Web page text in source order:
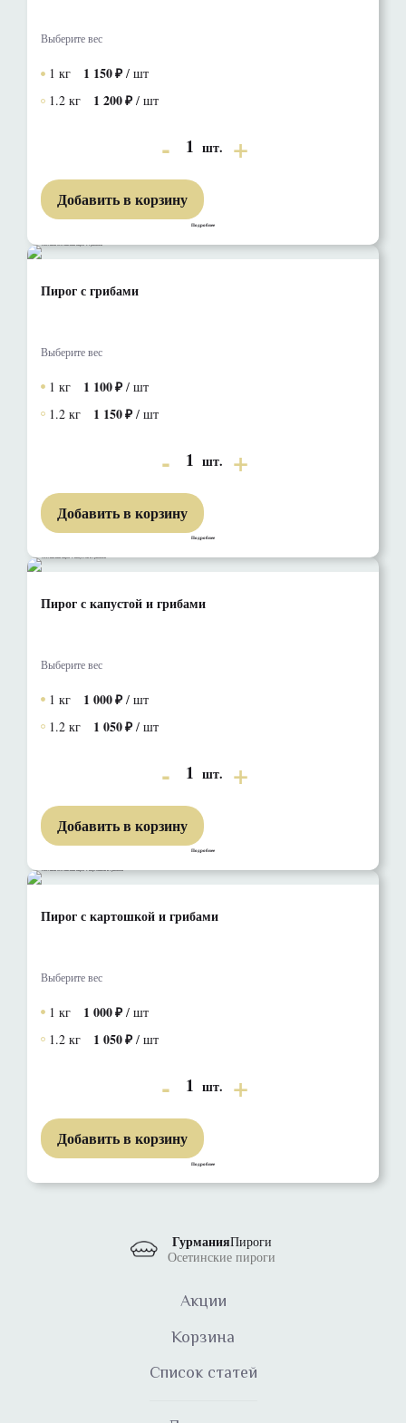
Выберите вес
1 кг 1 150 / шт
1.2 кг
1 200 / шт
1 шт.
Добавить в корзину
Подробнее
Пирог с грибами
Выберите вес
1 кг 1 100 / шт
1.2 кг
1 150 / шт
1 шт.
Добавить в корзину
Подробнее
Пирог с капустой и грибами
Выберите вес
1 кг 1 000 / шт
1.2 кг
1 050 / шт
1 шт.
Добавить в корзину
Подробнее
Пирог с картошкой и грибами
Выберите вес
1 кг 1 000 / шт
1.2 кг
1 050 / шт
1 шт.
Добавить в корзину
Подробнее
ГурманияПироги
Осетинские пироги
Акции
Корзина
Список статей